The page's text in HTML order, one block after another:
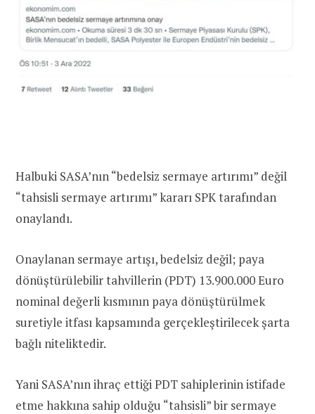
Halbuki SASA’nın “bedelsiz sermaye artırımı” değil
“tahsisli sermaye artırımı” kararı SPK tarafından
onaylandı.
Onaylanan sermaye artışı, bedelsiz değil; paya
dönüştürülebilir tahvillerin (PDT) 13.900.000 Euro
nominal değerli kısmının paya dönüştürülmek
suretiyle itfası kapsamında gerçekleştirilecek şarta
bağlı niteliktedir.
Yani SASA’nın ihraç ettiği PDT sahiplerinin istifade
etme hakkına sahip olduğu “tahsisli” bir sermaye